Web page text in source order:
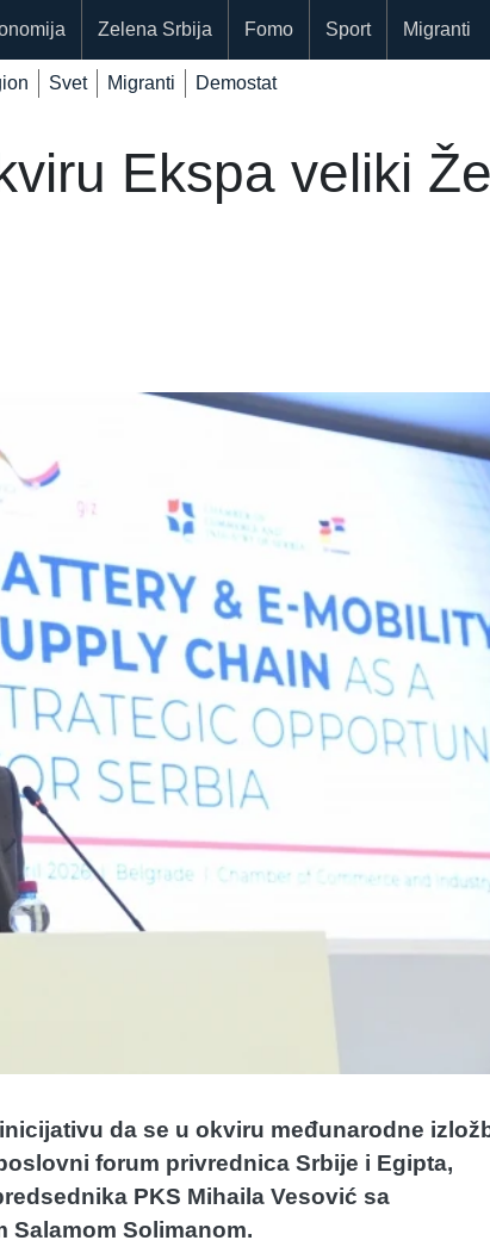
Zelena Srbija Fomo Sport Migranti
Svet Migranti Demostat
Ekspa veliki
da se u okviru međunarodne
forum privrednica Srbije i Egipta,
PKS Mihaila Vesović sa
Salamom Solimanom.